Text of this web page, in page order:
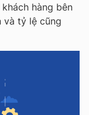
hàng bên
và tỷ lệ cũng